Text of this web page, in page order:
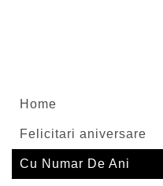
Home
Felicitari aniversare
Cu Numar De Ani